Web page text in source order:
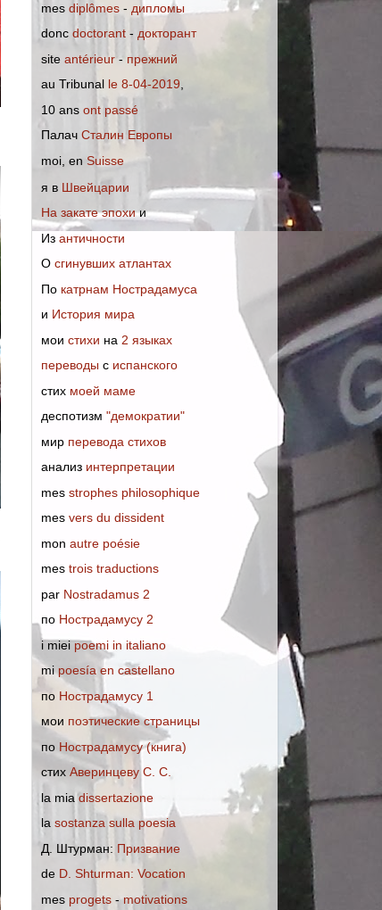
mes diplômes - дипломы
donc doctorant - докторант
site antérieur- прежний
au Tribunal
le 8-04-2019,
10 ans ont passé
Палач Сталин Европы
moi, en Suisse
я в
Швейцарии
На закате эпохии
Из античности
О сгинувших атлантах
По катрнам Нострадамуса
и История мира
мои стихи на 2 языках
переводы с испанского
стих моей маме
деспотизм "демократии"
мир перевода стихов
анализ интерпретации
mes strophes philosophique
mes vers du dissident
mon autre poésie
mes trois traductions
par Nostradamus 2
по Нострадамусу 2
i miei poemi in italiano
mipoesía en castellano
по Нострадамусу 1
мои поэтические страницы
по Нострадамусу (книга)
стих Аверинцеву С. С.
la miadissertazione
la sostanza sulla poesia
Д. Штурман: Призвание
de D. Shturman: Vocation
mes progets -motivations